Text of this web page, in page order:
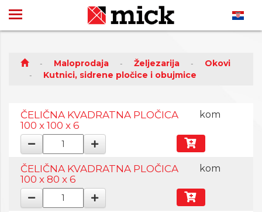
Maloprodaja Željezarija
Okovi
Kutnici, sidrene pločice i obujmice
ČELIČNA KVADRATNA PLOČICA
100 x 100 x 6
kom
ČELIČNA KVADRATNA PLOČICA
100 x 80 x 6
kom